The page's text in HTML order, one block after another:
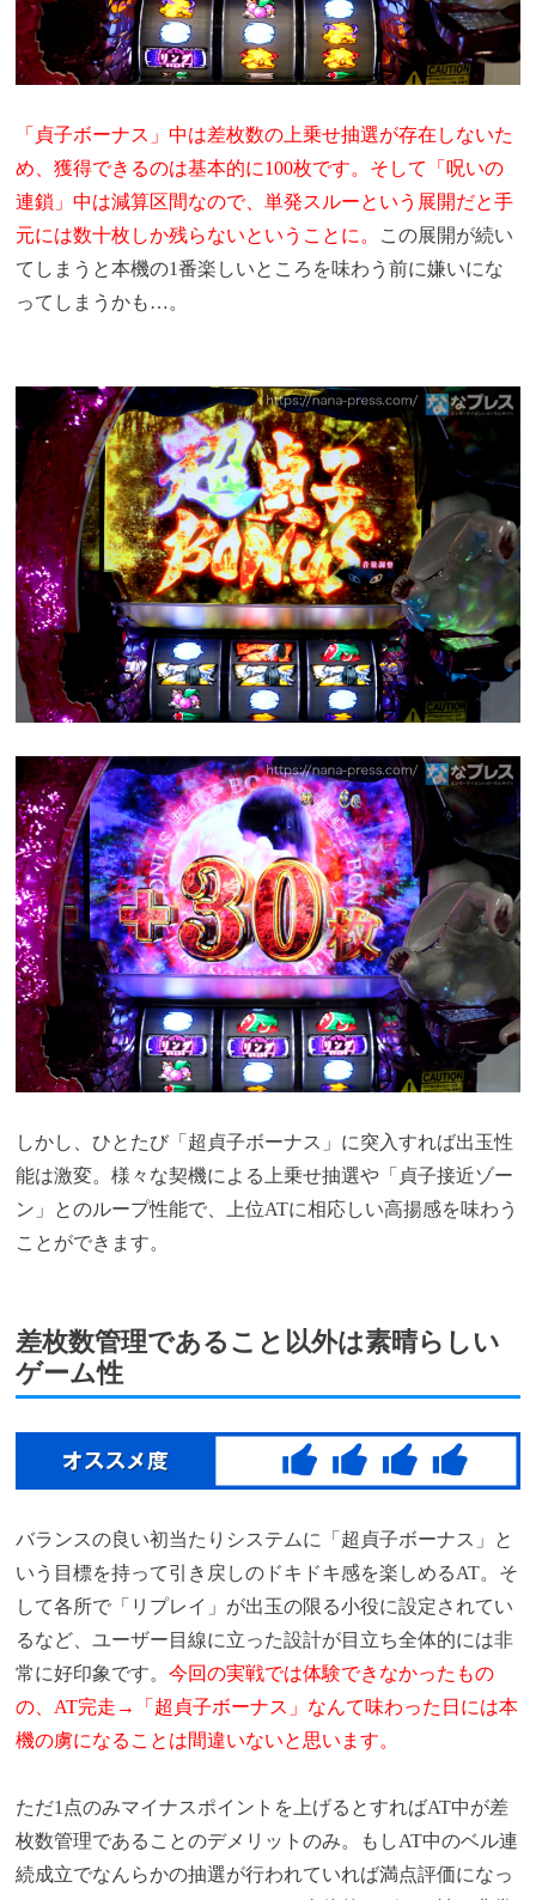
「貞子ボーナス」中は差枚数の上乗せ抽選が存在しないた
め、獲得できるのは基本的に100枚です。そして「呪いの
連鎖」中は減算区間なので、単発スルーという展開だと手
元には数十枚しか残らないということに。 この展開が続い
てしまうと本機の1番楽しいところを味わう前に嫌いにな
ってしまうかも…。
しかし、ひとたび「超貞子ボーナス」に突入すれば出玉性
能は激変。様々な契機による上乗せ抽選や「貞子接近ゾー
ン」とのループ性能で、上位ATに相応しい高揚感を味わう
ことができます。
差枚数管理であること以外は素晴らしい
ゲーム性
バランスの良い初当たりシステムに「超貞子ボーナス」と
いう目標を持って引き戻しのドキドキ感を楽しめるAT。そ
して各所で「リプレイ」が出玉の限る小役に設定されてい
るなど、ユーザー目線に立った設計が目立ち全体的には非
常に好印象です。今回の実戦では体験できなかったもの
の、AT完走→「超貞子ボーナス」なんて味わった日には本
機の虜になることは間違いないと思います。
ただ1点のみマイナスポイントを上げるとすればAT中が差
枚数管理であることのデメリットのみ。もしAT中のベル連
続成立でなんらかの抽選が行われていれば満点評価になっ